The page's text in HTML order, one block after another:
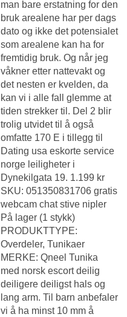
man bare erstatning for den
bruk arealene har per dags
dato og ikke det potensialet
som arealene kan ha for
fremtidig bruk. Og når jeg
våkner etter nattevakt og
det nesten er kvelden, da
kan vi i alle fall glemme at
tiden strekker til. Del 2 blir
trolig utvidet til å også
omfatte 170 E i tillegg til
Dating usa eskorte service
norge leiligheter i
Dynekilgata 19. 1.199 kr
SKU: 051350831706 gratis
webcam chat stive nipler
På lager (1 stykk)
PRODUKTTYPE:
Overdeler, Tunikaer
MERKE: Qneel Tunika
med norsk escort deilig
deiligere deiligst hals og
lang arm. Til barn anbefaler
vi å ha minst 10 mm å